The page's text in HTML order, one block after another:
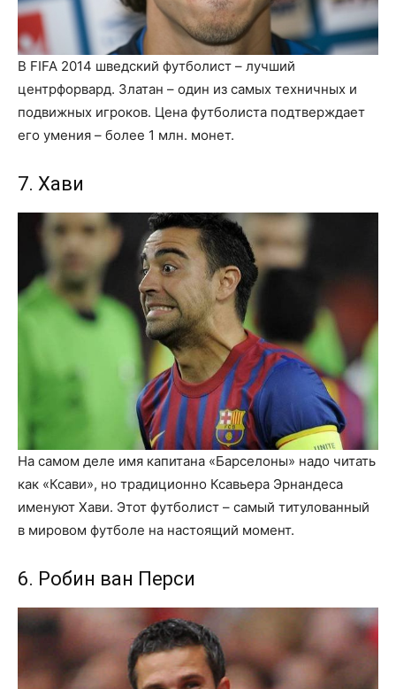
В FIFA 2014 шведский футболист – лучший
центрфорвард. Златан – один из самых техничных и
подвижных игроков. Цена футболиста подтверждает
его умения – более 1 млн. монет.
7. Хави
На самом деле имя капитана «Барселоны» надо читать
как «Ксави», но традиционно Ксавьера Эрнандеса
именуют Хави. Этот футболист – самый титулованный
в мировом футболе на настоящий момент.
6. Робин ван Перси